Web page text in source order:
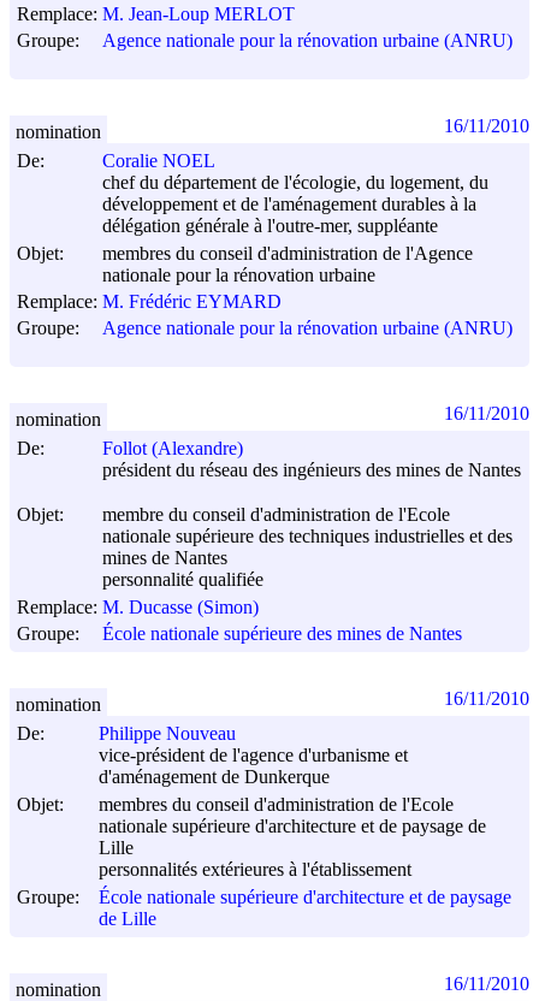
Remplace: M. Jean-Loup MERLOT
Groupe:
Agence nationale pour la rénovation urbaine (ANRU)
De:
Coralie NOEL
chef du département de l'écologie, du logement, du
développement et de l'aménagement durables à la
délégation générale à l'outre-mer, suppléante
Objet:
membres du conseil d'administration de l'Agence
nationale pour la rénovation urbaine
Remplace: M. Frédéric EYMARD
Groupe:
Agence nationale pour la rénovation urbaine (ANRU)
nomination 16/11/2010
De:
Follot (Alexandre)
président du réseau des ingénieurs des mines de Nantes
Objet:
membre du conseil d'administration de l'Ecole
nationale supérieure des techniques industrielles et des
mines de Nantes
personnalité qualifiée
Remplace: M. Ducasse (Simon)
Groupe:
École nationale supérieure des mines de Nantes
nomination 16/11/2010
De:
Philippe Nouveau
vice-président de l'agence d'urbanisme et
d'aménagement de Dunkerque
Objet:
membres du conseil d'administration de l'Ecole
nationale supérieure d'architecture et de paysage de
Lille
personnalités extérieures à l'établissement
Groupe:
École nationale supérieure d'architecture et de paysage
de Lille
nomination 16/11/2010
nomination 16/11/2010